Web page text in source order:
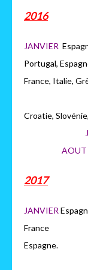
2016
JANVIER
Portugal,
France, Italie,
Croatie,
AOUT
2017
JANVIER